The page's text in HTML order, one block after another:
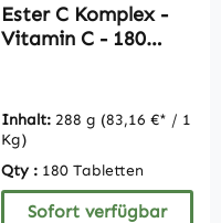
Ester C Komplex -
Vitamin C - 180
vegan |
Vitamintrend
Inhalt: 288 g (83,16 €* / 1
Kg)
Qty : 180 Tabletten
Sofort verfügbar